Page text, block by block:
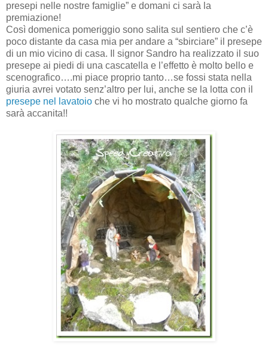
presepi nelle nostre famiglie” e domani ci sarà la
premiazione!
Così domenica pomeriggio sono salita sul sentiero che c’è
poco distante da casa mia per andare a “sbirciare” il presepe
di un mio vicino di casa. Il signor Sandro ha realizzato il suo
presepe ai piedi di una cascatella e l’effetto è molto bello e
scenografico….mi piace proprio tanto…se fossi stata nella
giuria avrei votato senz’altro per lui, anche se la lotta con il
presepe nel lavatoio che vi ho mostrato qualche giorno fa
sarà accanita!!